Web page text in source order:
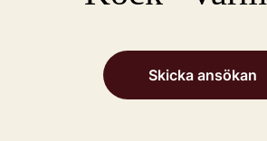
Skicka ansökan